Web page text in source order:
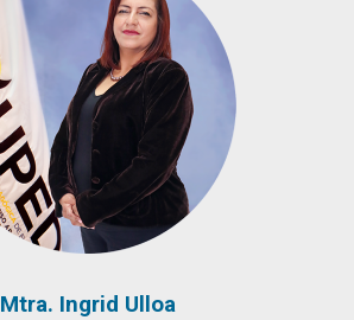
Mtra. Ingrid Ulloa